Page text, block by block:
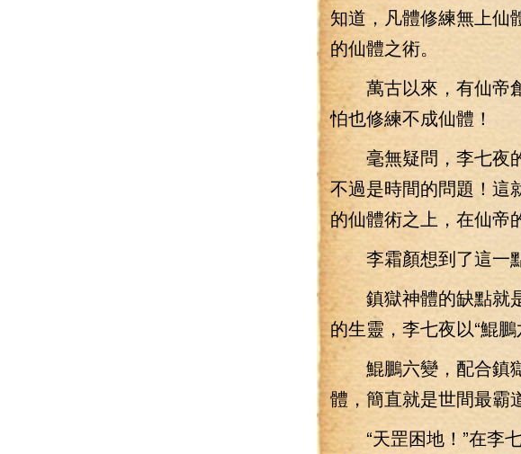
知道，凡體修練無上仙
的仙體之術。
萬古以來，有仙帝創
怕也修練不成仙體！
毫無疑問，李七夜的
不過是時間的問題！這
的仙體術之上，在仙帝
李霜顏想到了這一點
鎮獄神體的缺點就是
的生靈，李七夜以“鯤
鯤鵬六變，配合鎮
體，簡直就是世間最霸
“天罡困地！”在李七